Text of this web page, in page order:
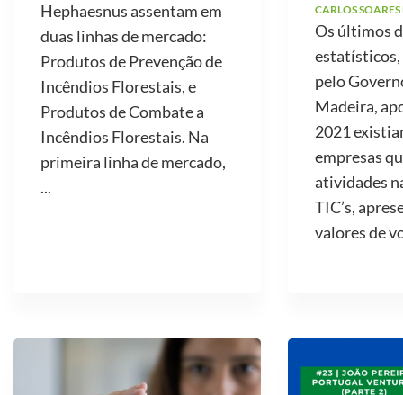
Hephaesnus assentam em
duas linhas de mercado:
Produtos de Prevenção de
Incêndios Florestais, e
Produtos de Combate a
Incêndios Florestais. Na
primeira linha de mercado,
...
CARLOS SOARES
Os últimos
pelo
Madeira,
2021
empresas
atividades
TIC’s,
valores de